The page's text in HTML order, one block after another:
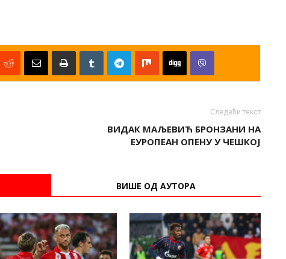
Следећи текст
ВИДАК МАЉЕВИЋ БРОНЗАНИ НА
ЕУРОПЕАН ОПЕНУ У ЧЕШКОЈ
ВИШЕ ОД АУТОРА